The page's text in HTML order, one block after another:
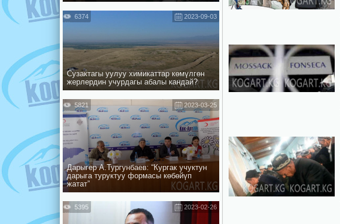
2023-09-03
6374
Сузактагы уулуу химикаттар көмүлгөн
жерлердин учурдагы абалы кандай?
2023-03-25
5821
Дарыгер А.Тургунбаев: “Кургак учуктун
дарыга туруктуу формасы көбөйүп
жатат”
2023-02-26
5395